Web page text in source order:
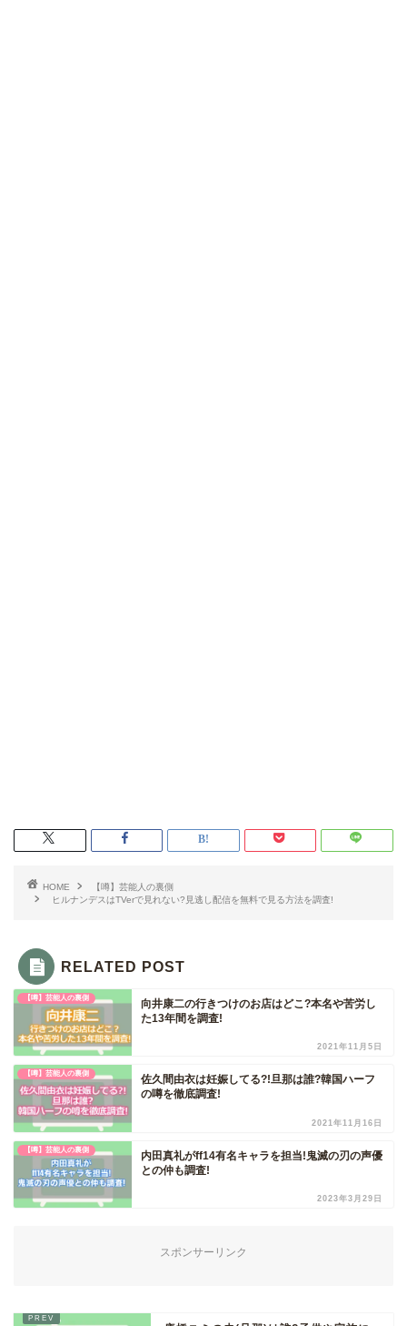
HOME
【噂】芸能人の裏側
ヒルナンデスはTVerで見れない?見逃し配信を無料で見る方法を調査!
RELATED POST
【噂】芸能人の裏側
向井康二の行きつけのお店はどこ?本名や苦労し
た13年間を調査!
2021年11月5日
【噂】芸能人の裏側
佐久間由衣は妊娠してる?!旦那は誰?韓国ハーフ
の噂を徹底調査!
2021年11月16日
【噂】芸能人の裏側
内田真礼がff14有名キャラを担当!鬼滅の刃の声優
との仲も調査!
2023年3月29日
スポンサーリンク